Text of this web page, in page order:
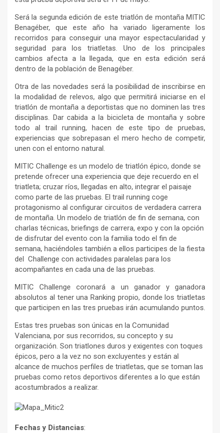
Será la segunda edición de este triatlón de montaña MITIC
Benagéber, que este año ha variado ligeramente los
recorridos para conseguir una mayor espectacularidad y
seguridad para los triatletas. Uno de los principales
cambios afecta a la llegada, que en esta edición será
dentro de la población de Benagéber.
Otra de las novedades será la posibilidad de inscribirse en
la modalidad de relevos, algo que permitirá iniciarse en el
triatlón de montaña a deportistas que no dominen las tres
disciplinas. Dar cabida a la bicicleta de montaña y sobre
todo al trail running, hacen de este tipo de pruebas,
experiencias que sobrepasan el mero hecho de competir,
unen con el entorno natural.
MITIC Challenge es un modelo de triatlón épico, donde se
pretende ofrecer una experiencia que deje recuerdo en el
triatleta; cruzar ríos, llegadas en alto, integrar el paisaje
como parte de las pruebas. El trail running coge
protagonismo al configurar circuitos de verdadera carrera
de montaña. Un modelo de triatlón de fin de semana, con
charlas técnicas, briefings de carrera, expo y con la opción
de disfrutar del evento con la familia todo el fin de
semana, haciéndoles también a ellos participes de la fiesta
del Challenge con actividades paralelas para los
acompañantes en cada una de las pruebas.
MITIC Challenge coronará a un ganador y ganadora
absolutos al tener una Ranking propio, donde los triatletas
que participen en las tres pruebas irán acumulando puntos.
Estas tres pruebas son únicas en la Comunidad
Valenciana, por sus recorridos, su concepto y su
organización. Son triatlones duros y exigentes con toques
épicos, pero a la vez no son excluyentes y están al
alcance de muchos perfiles de triatletas, que se toman las
pruebas como retos deportivos diferentes a lo que están
acostumbrados a realizar.
Fechas y Distancias: